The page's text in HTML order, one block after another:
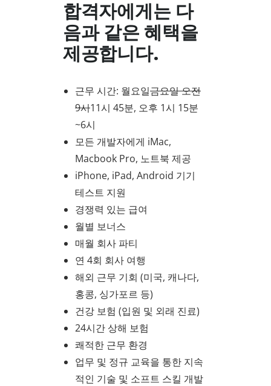
합격자에게는 다
음과 같은 혜택을
제공합니다.
근무 시간: 월요일금요일 오전
9시11시 45분, 오후 1시 15분
~6시
모든 개발자에게 iMac,
Macbook Pro, 노트북 제공
iPhone, iPad, Android 기기
테스트 지원
경쟁력 있는 급여
월별 보너스
매월 회사 파티
연 4회 회사 여행
해외 근무 기회 (미국, 캐나다,
홍콩, 싱가포르 등)
건강 보험 (입원 및 외래 진료)
24시간 상해 보험
쾌적한 근무 환경
업무 및 정규 교육을 통한 지속
적인 기술 및 소프트 스킬 개발